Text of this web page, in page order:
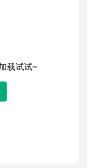
载试试~